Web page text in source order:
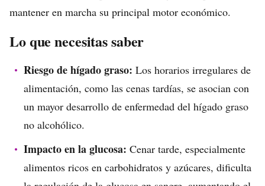
mantener en marcha su principal motor económico.
Lo que necesitas saber
Riesgo de hígado graso: Los horarios irregulares de
alimentación, como las cenas tardías, se asocian con
un mayor desarrollo de enfermedad del hígado graso
no alcohólico.
Impacto en la glucosa: Cenar tarde, especialmente
alimentos ricos en carbohidratos y azúcares, dificulta